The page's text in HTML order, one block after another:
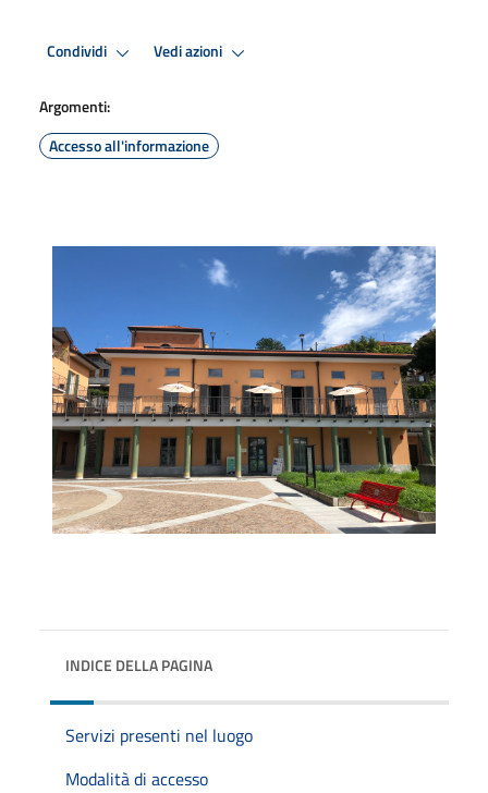
Condividi Vedi azioni
Argomenti:
Accesso all'informazione
INDICE DELLA PAGINA
Servizi presenti nel luogo
Modalità di accesso